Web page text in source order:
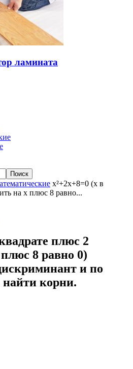
ламината
x²+2x+8=0 (x в
на x плюс 8 равно...
плюс 2
8 равно 0)
и по
найти корни.